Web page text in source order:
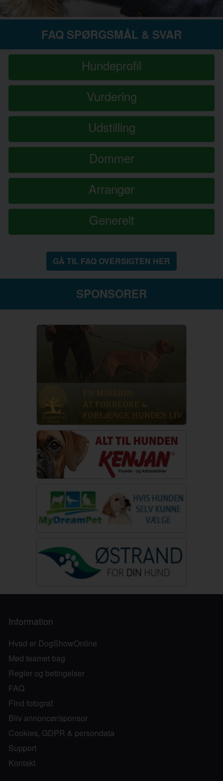
FAQ SPØRGSMÅL & SVAR
Hundeprofil
Vurdering
Udstilling
Dommer
Arrangør
Generelt
GÅ TIL FAQ OVERSIGTEN HER
SPONSORER
Information
Hvad er DogShowOnline
Mød teamet bag
Regler og betingelser
FAQ
Find fotograf
Bliv annoncør/sponsor
Cookies, GDPR & persondata
Support
Kontakt